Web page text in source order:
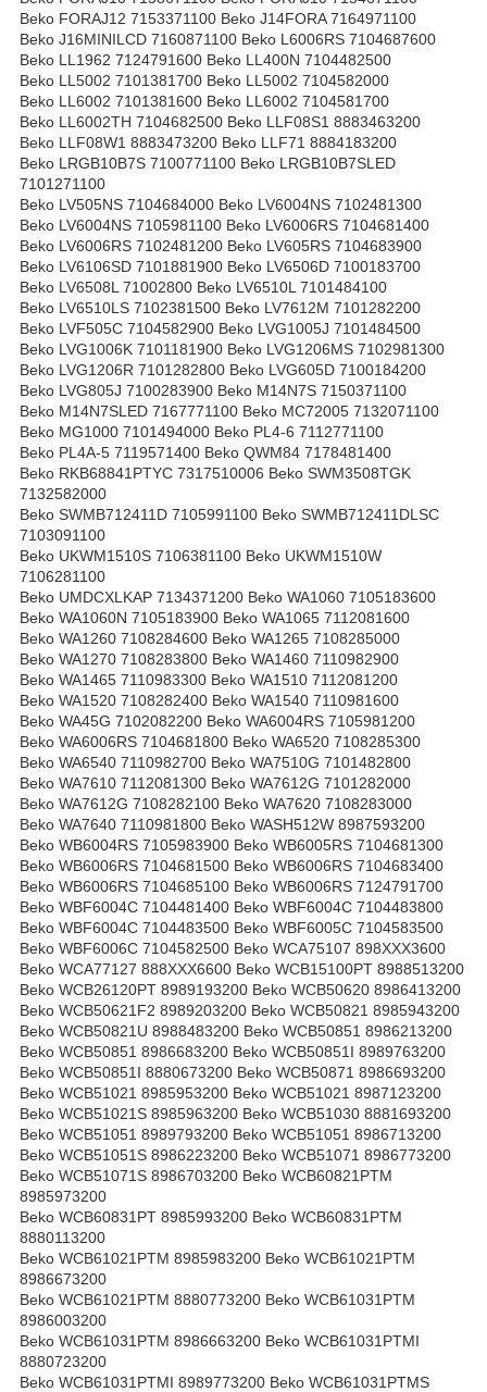
Beko FORAJ12 7153371100 Beko J14FORA 7164971100
Beko J16MINILCD 7160871100 Beko L6006RS 7104687600
Beko LL1962 7124791600 Beko LL400N 7104482500
Beko LL5002 7101381700 Beko LL5002 7104582000
Beko LL6002 7101381600 Beko LL6002 7104581700
Beko LL6002TH 7104682500 Beko LLF08S1 8883463200
Beko LLF08W1 8883473200 Beko LLF71 8884183200
Beko LRGB10B7S 7100771100 Beko LRGB10B7SLED
7101271100
Beko LV505NS 7104684000 Beko LV6004NS 7102481300
Beko LV6004NS 7105981100 Beko LV6006RS 7104681400
Beko LV6006RS 7102481200 Beko LV605RS 7104683900
Beko LV6106SD 7101881900 Beko LV6506D 7100183700
Beko LV6508L 71002800 Beko LV6510L 7101484100
Beko LV6510LS 7102381500 Beko LV7612M 7101282200
Beko LVF505C 7104582900 Beko LVG1005J 7101484500
Beko LVG1006K 7101181900 Beko LVG1206MS 7102981300
Beko LVG1206R 7101282800 Beko LVG605D 7100184200
Beko LVG805J 7100283900 Beko M14N7S 7150371100
Beko M14N7SLED 7167771100 Beko MC72005 7132071100
Beko MG1000 7101494000 Beko PL4-6 7112771100
Beko PL4A-5 7119571400 Beko QWM84 7178481400
Beko RKB68841PTYC 7317510006 Beko SWM3508TGK
7132582000
Beko SWMB712411D 7105991100 Beko SWMB712411DLSC
7103091100
Beko UKWM1510S 7106381100 Beko UKWM1510W
7106281100
Beko UMDCXLKAP 7134371200 Beko WA1060 7105183600
Beko WA1060N 7105183900 Beko WA1065 7112081600
Beko WA1260 7108284600 Beko WA1265 7108285000
Beko WA1270 7108283800 Beko WA1460 7110982900
Beko WA1465 7110983300 Beko WA1510 7112081200
Beko WA1520 7108282400 Beko WA1540 7110981600
Beko WA45G 7102082200 Beko WA6004RS 7105981200
Beko WA6006RS 7104681800 Beko WA6520 7108285300
Beko WA6540 7110982700 Beko WA7510G 7101482800
Beko WA7610 7112081300 Beko WA7612G 7101282000
Beko WA7612G 7108282100 Beko WA7620 7108283000
Beko WA7640 7110981800 Beko WASH512W 8987593200
Beko WB6004RS 7105983900 Beko WB6005RS 7104681300
Beko WB6006RS 7104681500 Beko WB6006RS 7104683400
Beko WB6006RS 7104685100 Beko WB6006RS 7124791700
Beko WBF6004C 7104481400 Beko WBF6004C 7104483800
Beko WBF6004C 7104483500 Beko WBF6005C 7104583500
Beko WBF6006C 7104582500 Beko WCA75107 898XXX3600
Beko WCA77127 888XXX6600 Beko WCB15100PT 8988513200
Beko WCB26120PT 8989193200 Beko WCB50620 8986413200
Beko WCB50621F2 8989203200 Beko WCB50821 8985943200
Beko WCB50821U 8988483200 Beko WCB50851 8986213200
Beko WCB50851 8986683200 Beko WCB50851I 8989763200
Beko WCB50851I 8880673200 Beko WCB50871 8986693200
Beko WCB51021 8985953200 Beko WCB51021 8987123200
Beko WCB51021S 8985963200 Beko WCB51030 8881693200
Beko WCB51051 8989793200 Beko WCB51051 8986713200
Beko WCB51051S 8986223200 Beko WCB51071 8986773200
Beko WCB51071S 8986703200 Beko WCB60821PTM
8985973200
Beko WCB60831PT 8985993200 Beko WCB60831PTM
8880113200
Beko WCB61021PTM 8985983200 Beko WCB61021PTM
8986673200
Beko WCB61021PTM 8880773200 Beko WCB61031PTM
8986003200
Beko WCB61031PTM 8986663200 Beko WCB61031PTMI
8880723200
Beko WCB61031PTMI 8989773200 Beko WCB61031PTMS